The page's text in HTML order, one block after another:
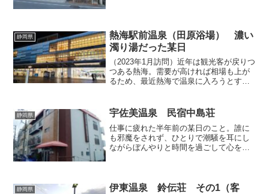
亭」というお宿で、日帰...
静岡県
熱海駅前温泉（田原浴場） 濃い
濁り湯だった某日
（2023年1月訪問）近年は観光客が戻りつ
つある熱海。需要が高ければ相場も上が
るため、最近熱海で温泉に入ろうとする
しばです。また慎重に施設を選ばないと
高いばかりか、お湯...
静岡県 宇佐美温泉 民宿中島荘
仕事に疲れた半年前の某日のこと。誰に
も邪魔をされず、ひとりで潮騒を耳にし
ながらぼんやりと時間を過ごして心を癒
泊予約サイトを通じて、前...
静岡県
伊東温泉 鈴伝荘 その1（客